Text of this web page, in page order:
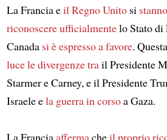
La Francia eil Regno Unitosi
riconoscere ufficialmentelo Stato di
Canada si è espresso a favore.
lucele divergenze trail Presidente
Starmer e Carney, e il Presidente
Israele ela guerra in corsoa Gaza.
La Franciaaffermacheil proprio